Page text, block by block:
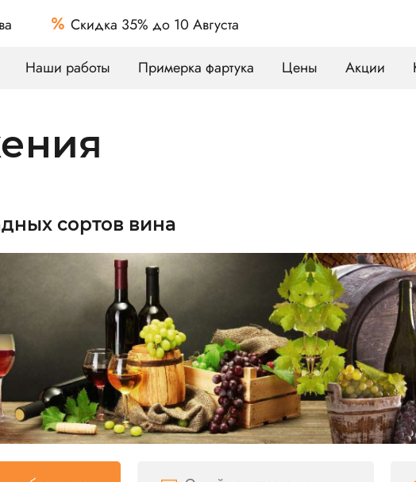
Скидка 35% до 10 Августа
Наши работы Примерка фартука Цены Акции
сортов вина